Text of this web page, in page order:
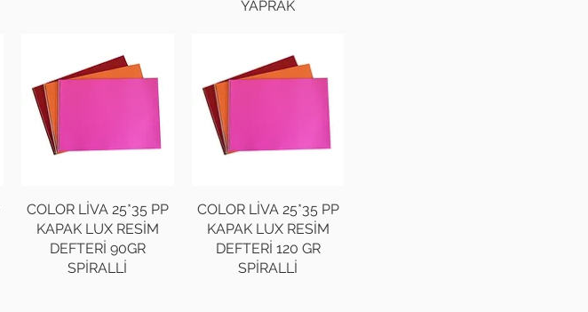
YAPRAK
COLOR LİVA 25*35 PP
KAPAK LUX RESİM
DEFTERİ 90GR
SPİRALLİ
COLOR LİVA 25*35 PP
KAPAK LUX RESİM
DEFTERİ 120 GR
SPİRALLİ